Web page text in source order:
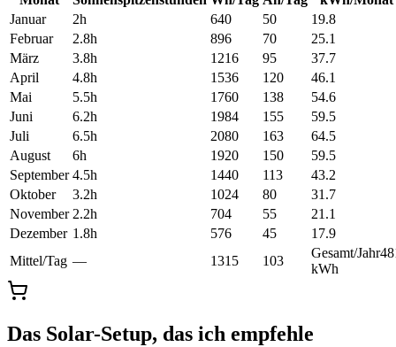
Januar
2h 640 50
19.8
Februar
2.8h 896 70
25.1
März
3.8h 1216 95
37.7
April
4.8h 1536 120
46.1
Mai
5.5h 1760 138
54.6
Juni
6.2h 1984 155
59.5
Juli
6.5h 2080 163
64.5
August
6h 1920 150
59.5
September 4.5h 1440 113
43.2
Oktober
3.2h 1024 80
31.7
November 2.2h 704 55
21.1
Dezember 1.8h 576 45
17.9
Mittel/Tag — 1315 103
Gesamt/Jahr
kWh
Das Solar-Setup, das ich empfehle